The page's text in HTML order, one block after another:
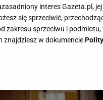
nie domyśli się, że
interes Gazeta.pl,
się sprzeciwić,
zakresu sprzeciwu i
znajdziesz w dokumencie
i przechowywanie plików
twoimi preferencjami